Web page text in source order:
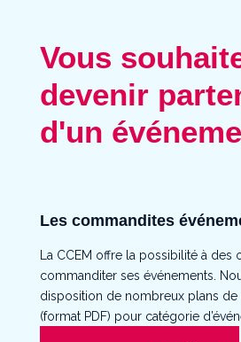
Vous
devenir
d'un
Les commandites
La CCEM offre la possibilité à des
commanditer ses événements.
disposition de nombreux plans de
(format PDF) pour catégorie